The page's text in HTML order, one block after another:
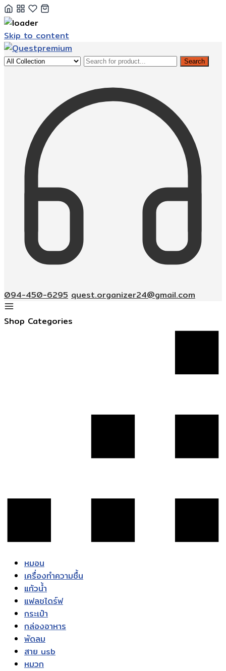
Skip to content
Search
094-450-6295 quest.organizer24@gmail.com
Shop Categories
หมอน
เครื่องทำความชื้น
แก้วน้ำ
แฟลชไดร์ฟ
กระเป๋า
กล่องอาหาร
พัดลม
สาย usb
หมวก